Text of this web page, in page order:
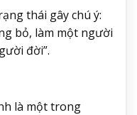
thái gây chú ý:
bỏ, làm một người
đời”.
là một trong